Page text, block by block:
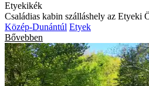
Etyekikék
Családias kabin szálláshely az Etyeki
Közép-Dunántúl Etyek
Bővebben